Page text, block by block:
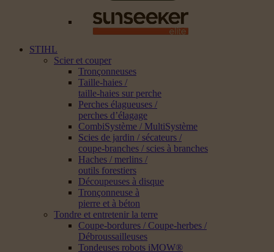
STIHL
Scier et couper
Tronçonneuses
Taille-haies /
taille-haies sur perche
Perches élagueuses /
perches d’élagage
CombiSystème / MultiSystème
Scies de jardin / sécateurs /
coupe-branches / scies à branches
Haches / merlins /
outils forestiers
Découpeuses à disque
Tronçonneuse à
pierre et à béton
Tondre et entretenir la terre
Coupe-bordures / Coupe-herbes /
Débroussailleuses
Tondeuses robots iMOW®